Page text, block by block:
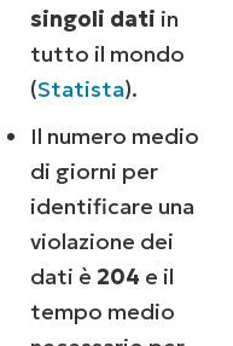
singoli dati in
tutto il mondo
(Statista).
Il numero medio
di giorni per
identificare una
violazione dei
dati è 204 e il
tempo medio